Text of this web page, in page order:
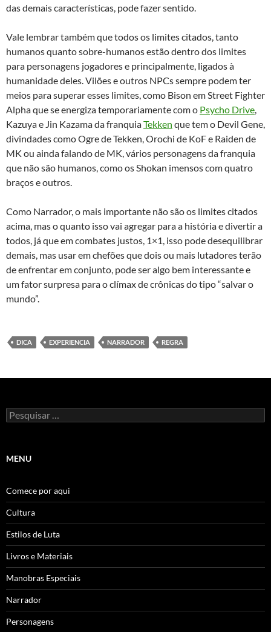
das demais características, pode fazer sentido.
Vale lembrar também que todos os limites citados, tanto
humanos quanto sobre-humanos estão dentro dos limites
para personagens jogadores e principalmente, ligados à
humanidade deles. Vilões e outros NPCs sempre podem ter
meios para superar esses limites, como Bison em Street Fighter
Alpha que se energiza temporariamente com o Psycho Drive,
Kazuya e Jin Kazama da franquiaTekken que tem o Devil Gene,
divindades como Ogre de Tekken, Orochi de KoF e Raiden de
MK ou ainda falando de MK, vários personagens da franquia
que não são humanos, como os Shokan imensos com quatro
braços e outros.
Como Narrador, o mais importante não são os limites citados
acima, mas o quanto isso vai agregar para a história e divertir a
todos, já que em combates justos, 1×1, isso pode desequilibrar
demais, mas usar em chefões que dois ou mais lutadores terão
de enfrentar em conjunto, pode ser algo bem interessante e
um fator surpresa para o clímax de crônicas do tipo “salvar o
mundo”.
DICA EXPERIENCIA NARRADOR REGRA
Pesquisar
por:
MENU
Comece por aqui
Cultura
Estilos de Luta
Livros e Materiais
Manobras Especiais
Narrador
Personagens